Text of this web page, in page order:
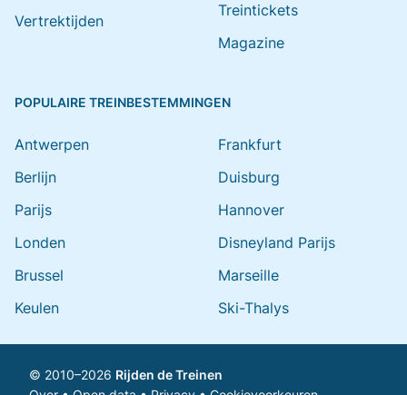
Vertrektijden
Treintickets
Magazine
POPULAIRE TREINBESTEMMINGEN
Antwerpen
Berlijn
Parijs
Londen
Brussel
Keulen
Frankfurt
Duisburg
Hannover
Disneyland Parijs
Marseille
Ski-Thalys
© 2010–2026 Rijden de Treinen